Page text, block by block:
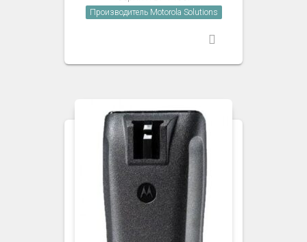
Производитель Motorola Solutions